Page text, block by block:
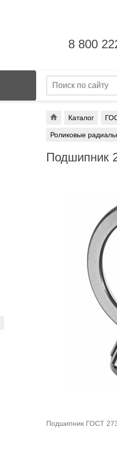
Каталог
Роликовые
Подшипник
Подшипник ГОСТ
8 800